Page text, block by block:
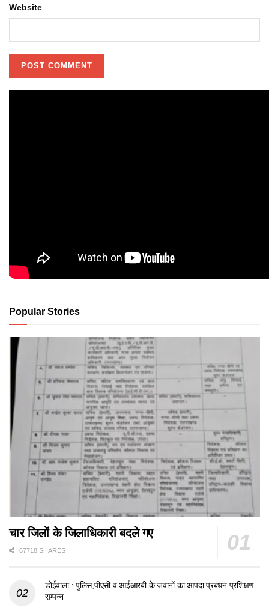
Website
Popular Stories
चार जिलों के जिलाधिकारी बदले गए
67718 SHARES
डोईवाला : पुलिस,पीएसी व आईआरबी के जवानों का आपदा प्रबंधन प्रशिक्षण
सम्पन्न